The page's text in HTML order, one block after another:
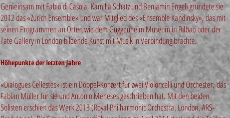
Gemeinsam mit Fabio di Càsola, Kamilla Schatz und Benjamin Engeli gründete sie
2012 das «Zurich Ensemble» und war Mitglied des «Ensemble Kandinsky», das mit
seinen Programmen an Orten wie dem Guggenheim Museum in Bilbao oder der
Tate Gallery in London bildende Kunst mit Musik in Verbindung brachte.
Höhepunkte der letzten Jahre
«Dialogues Cellestes» ist ein Doppel-Konzert für zwei Violoncelli und Orchester, das
Fabian Müller für sie und Antonio Meneses geschrieben hat. Mit den beiden
Solisten erschien das Werk 2013 (Royal Philharmonic Orchestra, London, ARS-